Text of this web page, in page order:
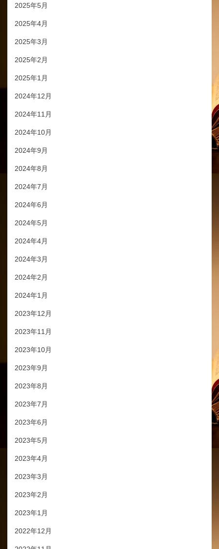
2025年5月
2025年4月
2025年3月
2025年2月
2025年1月
2024年12月
2024年11月
2024年10月
2024年9月
2024年8月
2024年7月
2024年6月
2024年5月
2024年4月
2024年3月
2024年2月
2024年1月
2023年12月
2023年11月
2023年10月
2023年9月
2023年8月
2023年7月
2023年6月
2023年5月
2023年4月
2023年3月
2023年2月
2023年1月
2022年12月